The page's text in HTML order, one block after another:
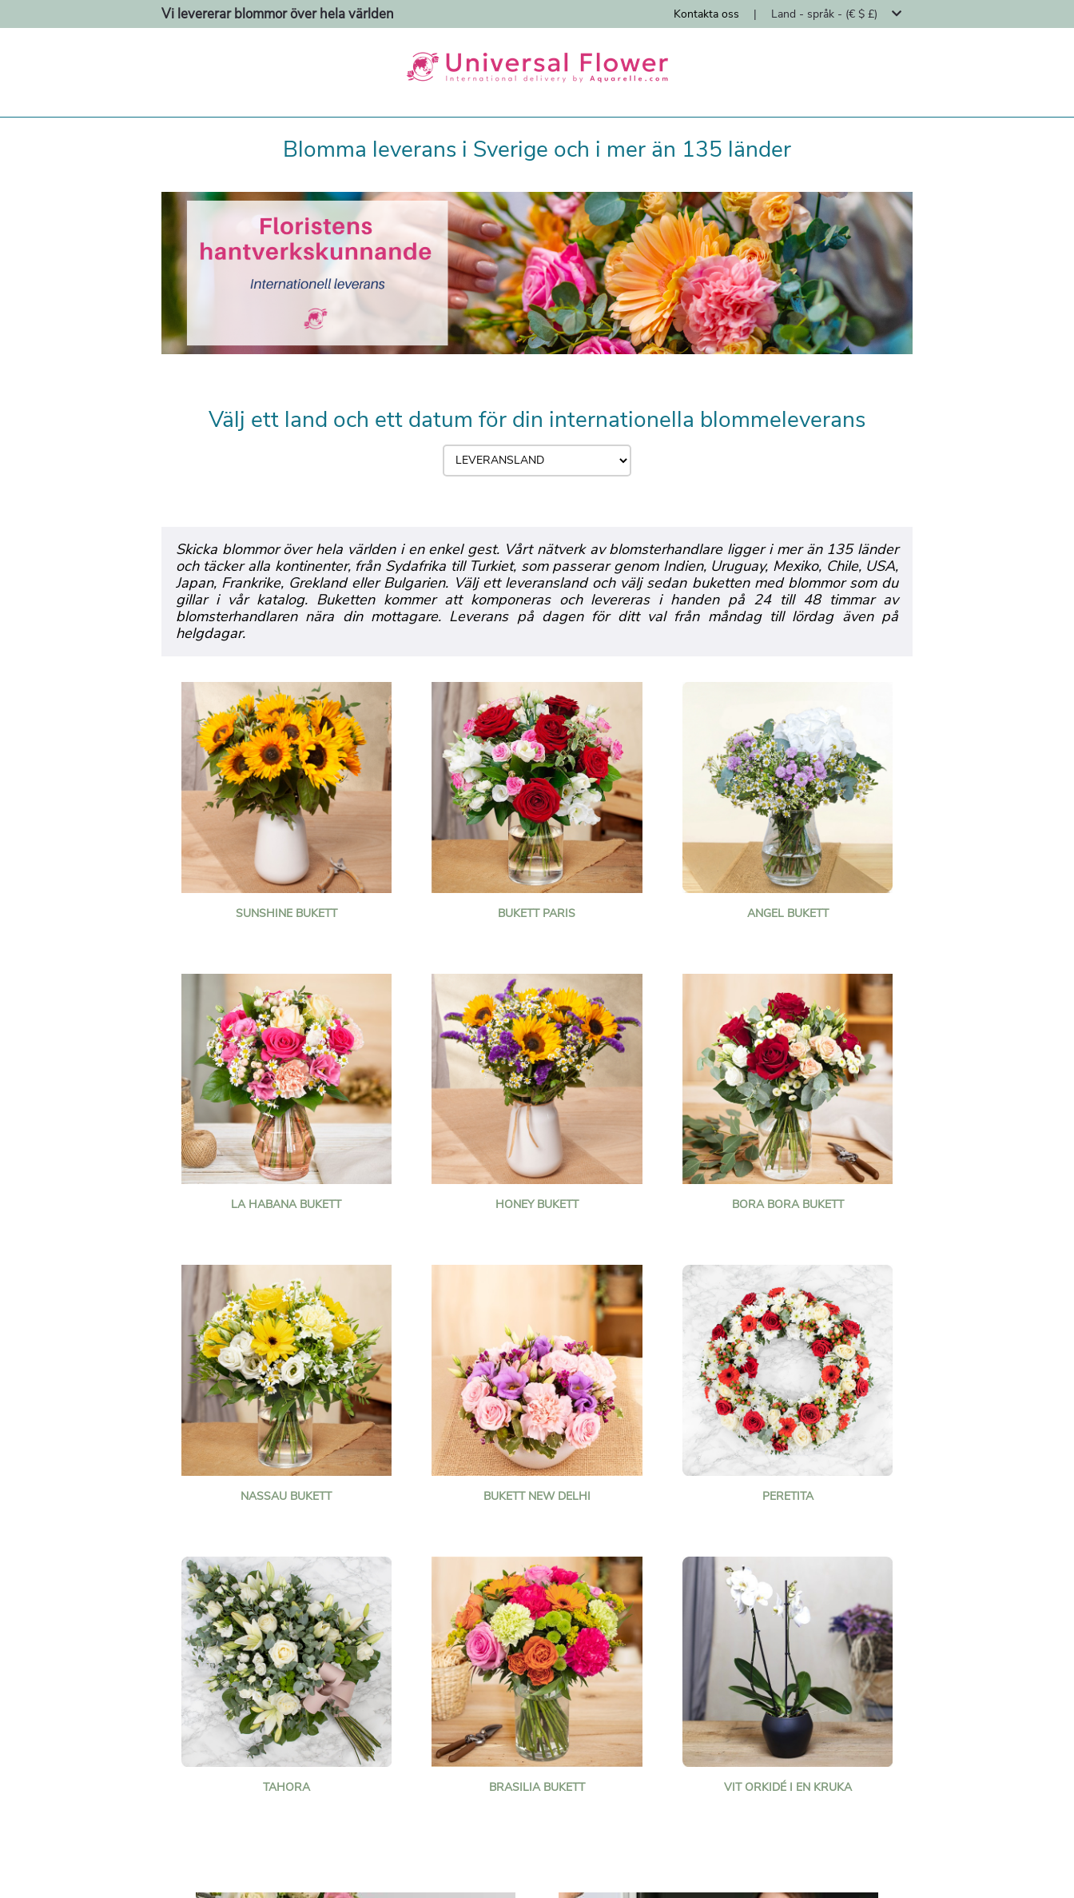
Vi levererar blommor över hela världen Kontakta oss | Land - språk - (€ $ £)
Blomma leverans i Sverige och i mer än 135 länder
Välj ett land och ett datum för din internationella blommeleverans
Skicka blommor över hela världen i en enkel gest. Vårt nätverk av blomsterhandlare ligger i mer än 135 länder
och täcker alla kontinenter, från Sydafrika till Turkiet, som passerar genom Indien, Uruguay, Mexiko, Chile, USA,
Japan, Frankrike, Grekland eller Bulgarien. Välj ett leveransland och välj sedan buketten med blommor som du
gillar i vår katalog. Buketten kommer att komponeras och levereras i handen på 24 till 48 timmar av
blomsterhandlaren nära din mottagare. Leverans på dagen för ditt val från måndag till lördag även på
helgdagar.
SUNSHINE BUKETT BUKETT PARIS ANGEL BUKETT
LA HABANA BUKETT HONEY BUKETT BORA BORA BUKETT
NASSAU BUKETT BUKETT NEW DELHI PERETITA
TAHORA BRASILIA BUKETT VIT ORKIDÉ I EN KRUKA